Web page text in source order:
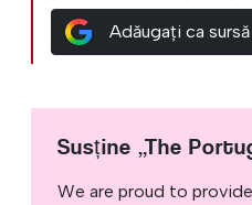
Adăugați ca
Susține „The
We are proud to